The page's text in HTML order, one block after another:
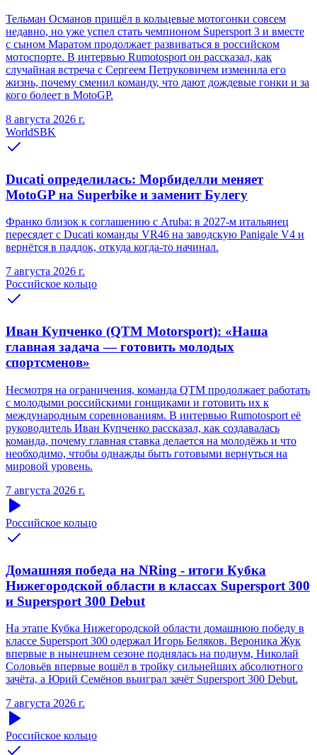
Тельман Османов пришёл в кольцевые мотогонки совсем
недавно, но уже успел стать чемпионом Supersport 3 и вместе
с сыном Маратом продолжает развиваться в российском
мотоспорте. В интервью Rumotosport он рассказал, как
случайная встреча с Сергеем Петруковичем изменила его
жизнь, почему сменил команду, что дают дождевые гонки и за
кого болеет в MotoGP.
8 августа 2026 г.
WorldSBK
Ducati определилась: Морбиделли меняет
MotoGP на Superbike и заменит Булегу
Франко близок к соглашению с Aruba: в 2027-м итальянец
пересядет с Ducati команды VR46 на заводскую Panigale V4 и
вернётся в паддок, откуда когда-то начинал.
7 августа 2026 г.
Российское кольцо
Иван Купченко (QTM Motorsport): «Наша
главная задача — готовить молодых
спортсменов»
Несмотря на ограничения, команда QTM продолжает работать
с молодыми российскими гонщиками и готовить их к
международным соревнованиям. В интервью Rumotosport её
руководитель Иван Купченко рассказал, как создавалась
команда, почему главная ставка делается на молодёжь и что
необходимо, чтобы однажды быть готовыми вернуться на
мировой уровень.
7 августа 2026 г.
Российское кольцо
Домашняя победа на NRing - итоги Кубка
Нижегородской области в классах Supersport 300
и Supersport 300 Debut
На этапе Кубка Нижегородской области домашнюю победу в
классе Supersport 300 одержал Игорь Беляков. Вероника Жук
впервые в нынешнем сезоне поднялась на подиум, Николай
Соловьёв впервые вошёл в тройку сильнейших абсолютного
зачёта, а Юрий Семёнов выиграл зачёт Supersport 300 Debut.
7 августа 2026 г.
Российское кольцо